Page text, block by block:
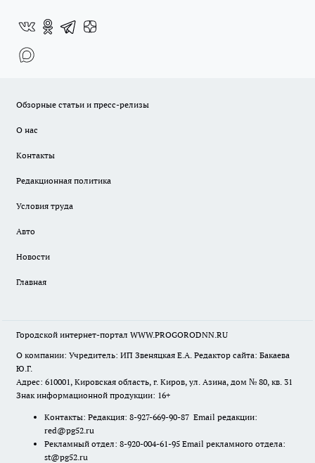
Обзорные статьи и пресс-релизы
О нас
Контакты
Редакционная политика
Условия труда
Авто
Новости
Главная
Городской интернет-портал WWW.PROGORODNN.RU
О компании: Учредитель: ИП Звеняцкая Е.А. Редактор сайта: Бакаева
Ю.Г.
Адрес: 610001, Кировская область, г. Киров, ул. Азина, дом № 80, кв. 31
Знак информационной продукции: 16+
Контакты: Редакция: 8-927-669-90-87 Email редакции:
red@pg52.ru
Рекламный отдел: 8-920-004-61-95 Email рекламного отдела:
st@pg52.ru